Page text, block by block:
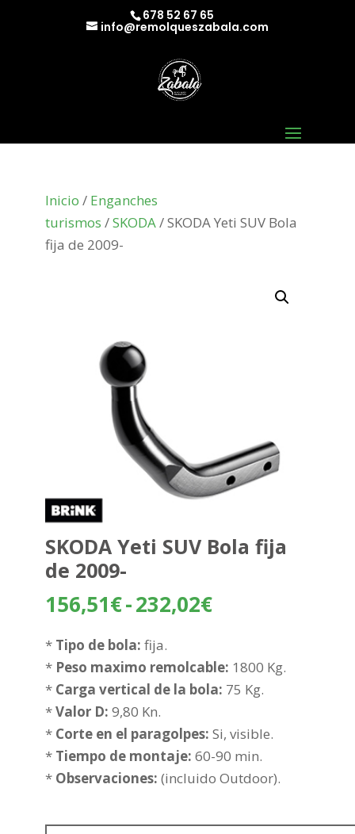
678 52 67 65
info@remolqueszabala.com
Inicio / Enganches
turismos /SKODA/ SKODA Yeti SUV Bola
fija de 2009-
SKODA Yeti SUV Bola fija
de 2009-
156,51€-232,02€Rango
desde
156,51€
232,02€
* Tipo de bola: fija.
* Peso maximo remolcable: 1800 Kg.
* Carga vertical de la bola: 75 Kg.
*Valor D: 9,80 Kn.
* Corte en el paragolpes: Si, visible.
* Tiempo de montaje: 60-90 min.
* Observaciones: (incluido Outdoor).